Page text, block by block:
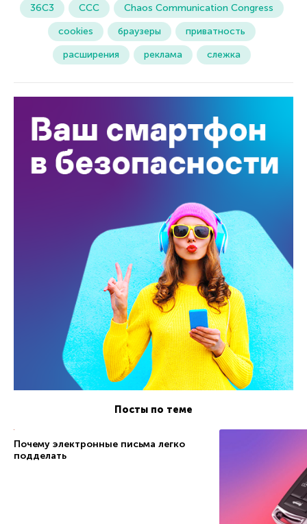
LinkedIn
Test service
36C3 CCC
Chaos Communication Congress
cookies
браузеры
приватность
расширения
реклама слежка
Посты по теме
Почему электронные письма легко
подделать